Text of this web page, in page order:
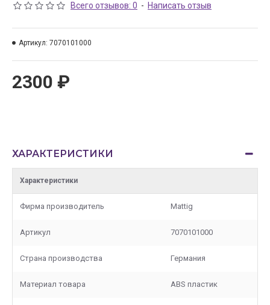
Всего отзывов: 0 - Написать отзыв
2300 ₽
Артикул: 7070101000
ХАРАКТЕРИСТИКИ
Характеристики
Фирма производитель Mattig
Артикул 7070101000
Страна производства Германия
Материал товара ABS пластик